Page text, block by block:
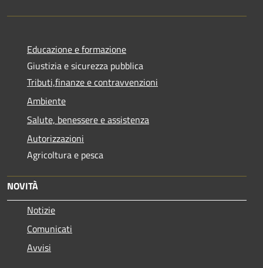
Educazione e formazione
Giustizia e sicurezza pubblica
Tributi,finanze e contravvenzioni
Ambiente
Salute, benessere e assistenza
Autorizzazioni
Agricoltura e pesca
NOVITÀ
Notizie
Comunicati
Avvisi